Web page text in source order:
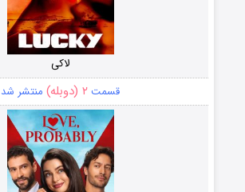
لاکی
قسمت ۲ (دوبله) منتشر شد